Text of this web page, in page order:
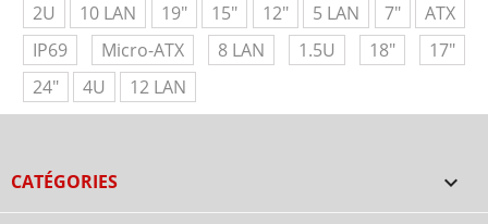
2U
10 LAN 19" 15" 12" 5 LAN 7"
ATX
IP69
Micro-ATX 8 LAN 1.5U 18"
17"
24"
4U 12 LAN
CATÉGORIES 